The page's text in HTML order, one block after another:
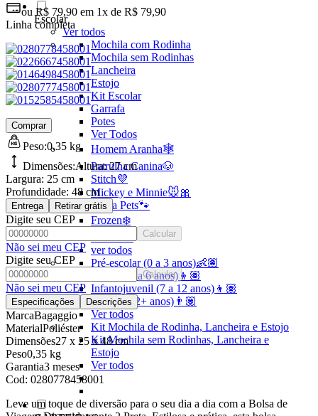
Escolar
Ver todos
Mochila com Rodinha
Mochila sem Rodinhas
Lancheira
Estojo
Kit Escolar
Garrafa
Potes
Ver Todos
Homem Aranha🕸️
Patrulha Canina🐶
Stitch💜
Mickey e Minnie🐭🎀
Linha Pets🐾
Frozen❄️
ver todos
Pré-escolar (0 a 3 anos)👶🏽
Infantil (4 a 6 anos)👦🏽
Infantojuvenil (7 a 12 anos)👦🏽
Juvenil (12+ anos)👨🏽
Ver todos
Kit Mochila de Rodinha, Lancheira e Estojo
Kit Mochila sem Rodinhas, Lancheira e
Estojo
Ver todos
ou R$ 79,90 em 1x de R$ 79,90
Linha completa
Comprar
Peso:0,35 kg
Dimensões:Altura: 27 cm
Largura: 25 cm
Profundidade: 48 cm
Entrega Retirar grátis
Digite seu CEP
Calcular
Não sei meu CEP
Digite seu CEP
Calcular
Não sei meu CEP
Especificações Descrições
MarcaBagaggio
MaterialPoliéster
Dimensões27 x 25 x 48 cm
Peso0,35 kg
Garantia3 meses
Cod: 0280778458001
Leve um toque de diversão para o seu dia a dia com a Bolsa de